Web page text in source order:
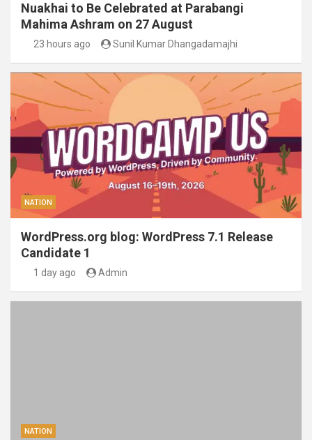
Nuakhai to Be Celebrated at Parabangi
Mahima Ashram on 27 August
23 hours ago Sunil Kumar Dhangadamajhi
NATION
WordPress.org blog: WordPress 7.1 Release
Candidate 1
1 day ago Admin
NATION